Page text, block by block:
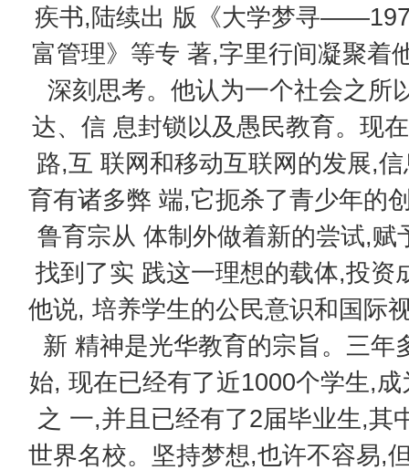
疾书,陆续出 版《大学梦寻
富管理》等专 著,字里行间凝聚着
深刻思考。他认为一个社会之所
达、信 息封锁以及愚民教育。现
路,互 联网和移动互联网的发展,
育有诸多弊 端,它扼杀了青少年的
鲁育宗从 体制外做着新的尝试,
找到了实 践这一理想的载体,投资
他说, 培养学生的公民意识和国际
新 精神是光华教育的宗旨。三
始, 现在已经有了近1000个学生,
之 一,并且已经有了2届毕业生,其
世界名校。坚持梦想,也许不容易,